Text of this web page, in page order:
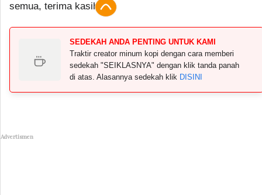
semua, terima kasih.
SEDEKAH ANDA PENTING UNTUK KAMI
Traktir creator minum kopi dengan cara memberi
sedekah "SEIKLASNYA" dengan klik tanda panah
di atas. Alasannya sedekah klik DISINI
Advertismen